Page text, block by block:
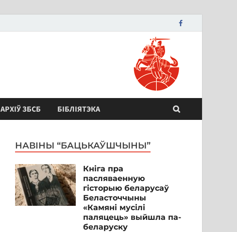
АРХІЎ ЗБСБ БІБЛІЯТЭКА
НАВІНЫ “БАЦЬКАЎШЧЫНЫ”
Кніга пра
пасляваенную
гісторыю беларусаў
Беласточчыны
«Камяні мусілі
паляцець» выйшла па-
беларуску